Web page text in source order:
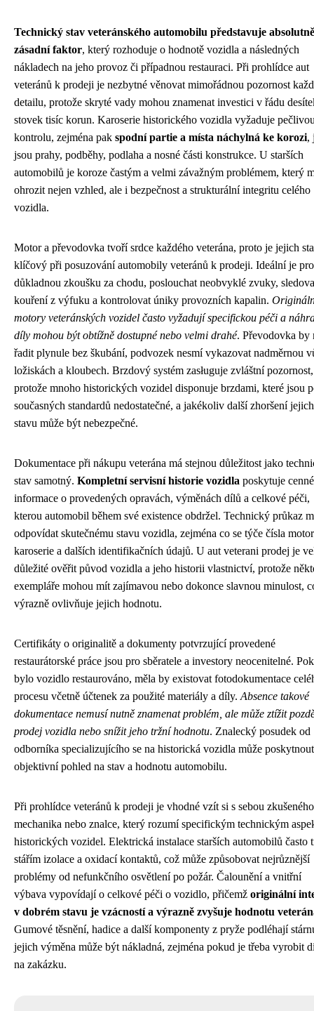
Technický stav veteránského automobilu představuje absolutně
zásadní faktor, který rozhoduje o hodnotě vozidla a následných
nákladech na jeho provoz či případnou restauraci. Při prohlídce aut
veteránů k prodeji je nezbytné věnovat mimořádnou pozornost
detailu, protože skryté vady mohou znamenat investici v řádu
stovek tisíc korun. Karoserie historického vozidla vyžaduje
kontrolu, zejména pak spodní partie a místa náchylná ke korozi,
jsou prahy, podběhy, podlaha a nosné části konstrukce. U starších
automobilů je koroze častým a velmi závažným problémem, který
ohrozit nejen vzhled, ale i bezpečnost a strukturální integritu celého
vozidla.
Motor a převodovka tvoří srdce každého veterána, proto je jejich
klíčový při posuzování automobily veteránů k prodeji. Ideální je
důkladnou zkoušku za chodu, poslouchat neobvyklé zvuky,
kouření z výfuku a kontrolovat úniky provozních kapalin.
motory veteránských vozidel často vyžadují specifickou péči a
díly mohou být obtížně dostupné nebo velmi drahé. Převodovka by
řadit plynule bez škubání, podvozek nesmí vykazovat nadměrnou
ložiskách a kloubech. Brzdový systém zasługuje zvláštní pozornost,
protože mnoho historických vozidel disponuje brzdami, které jsou
současných standardů nedostatečné, a jakékoliv další zhoršení jejich
stavu může být nebezpečné.
Dokumentace při nákupu veterána má stejnou důležitost jako
stav samotný. Kompletní servisní historie vozidla poskytuje cenné
informace o provedených opravách, výměnách dílů a celkové péči,
kterou automobil během své existence obdržel. Technický průkaz
odpovídat skutečnému stavu vozidla, zejména co se týče čísla
karoserie a dalších identifikačních údajů. U aut veterani prodej je
důležité ověřit původ vozidla a jeho historii vlastnictví, protože
exempláře mohou mít zajímavou nebo dokonce slavnou minulost,
výrazně ovlivňuje jejich hodnotu.
Certifikáty o originalitě a dokumenty potvrzující provedené
restaurátorské práce jsou pro sběratele a investory neocenitelné.
bylo vozidlo restaurováno, měla by existovat fotodokumentace
procesu včetně účtenek za použité materiály a díly. Absence takové
dokumentace nemusí nutně znamenat problém, ale může ztížit
prodej vozidla nebo snížit jeho tržní hodnotu. Znalecký posudek od
odborníka specializujícího se na historická vozidla může poskytnout
objektivní pohled na stav a hodnotu automobilu.
Při prohlídce veteránů k prodeji je vhodné vzít si s sebou zkušeného
mechanika nebo znalce, který rozumí specifickým technickým
historických vozidel. Elektrická instalace starších automobilů často
stářím izolace a oxidací kontaktů, což může způsobovat nejrůznější
problémy od nefunkčního osvětlení po požár. Čalounění a vnitřní
výbava vypovídají o celkové péči o vozidlo, přičemž originální
v dobrém stavu je vzácností a výrazně zvyšuje hodnotu
Gumové těsnění, hadice a další komponenty z pryže podléhají
jejich výměna může být nákladná, zejména pokud je třeba vyrobit
na zakázku.